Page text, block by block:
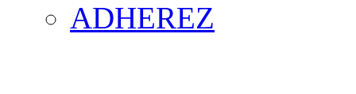
ADHEREZ